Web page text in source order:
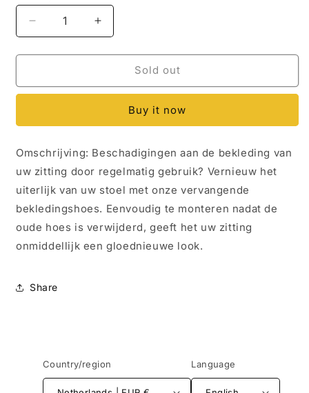
Decrease
quantity
for
-
Bestuurdersstoel
Zitting
Losse
zitting
vulling
niet
meegeleverd
Grid
Increase
quantity
for
Volkswagen
-
Bestuurdersstoel
Zitting
-
Losse
vulling
niet
meegeleverd
Sold out
Buy it now
Omschrijving: Beschadigingen aan de bekleding van
uw zitting door regelmatig gebruik? Vernieuw het
uiterlijk van uw stoel met onze vervangende
bekledingshoes. Eenvoudig te monteren nadat de
oude hoes is verwijderd, geeft het uw zitting
onmiddellijk een gloednieuwe look.
Share
Country/region Language